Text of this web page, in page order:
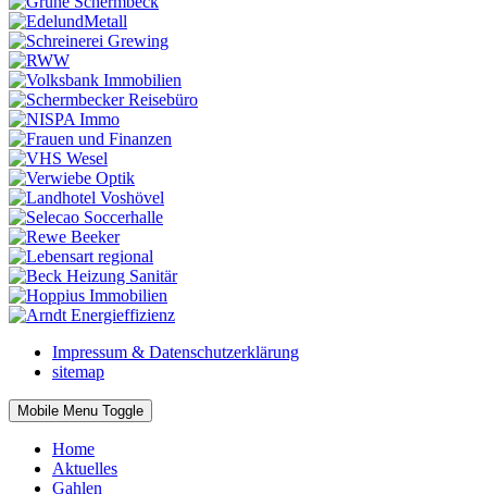
Impressum & Datenschutzerklärung
sitemap
Mobile Menu Toggle
Home
Aktuelles
Gahlen